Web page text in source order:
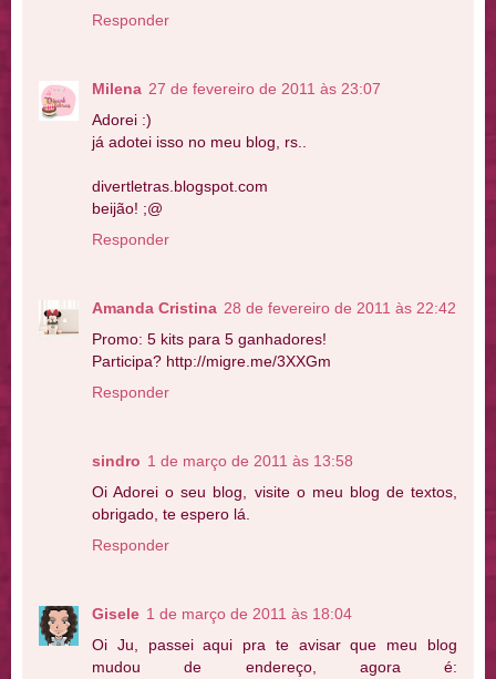
Responder
Milena 27 de fevereiro de 2011 às 23:07
Adorei :)
já adotei isso no meu blog, rs..
divertletras.blogspot.com
beijão! ;@
Responder
Amanda Cristina 28 de fevereiro de 2011 às 22:42
Promo: 5 kits para 5 ganhadores!
Participa? http://migre.me/3XXGm
Responder
sindro 1 de março de 2011 às 13:58
Oi Adorei o seu blog, visite o meu blog de textos,
obrigado, te espero lá.
Responder
Gisele 1 de março de 2011 às 18:04
Oi Ju, passei aqui pra te avisar que meu blog
mudou de endereço, agora é: